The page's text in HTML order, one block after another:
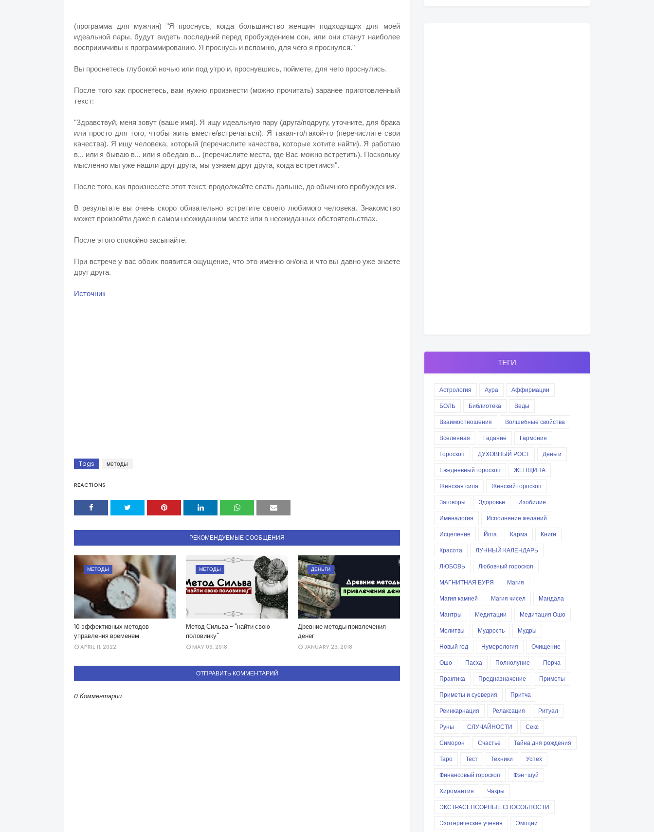
(программа для мужчин) "Я проснусь, когда большинство женщин подходящих для моей
идеальной пары, будут видеть последний перед пробуждением сон, или они станут наиболее
восприимчивы к программированию. Я проснусь и вспомню, для чего я проснулся."
Вы проснетесь глубокой ночью или под утро и, проснувшись, поймете, для чего проснулись.
После того как проснетесь, вам нужно произнести (можно прочитать) заранее приготовленный
текст:
"Здравствуй, меня зовут (ваше имя). Я ищу идеальную пару (друга/подругу, уточните, для брака
или просто для того, чтобы жить вместе/встречаться). Я такая-то/такой-то (перечислите свои
качества). Я ищу человека, который (перечислите качества, которые хотите найти). Я работаю
в... или я бываю в... или я обедаю в... (перечислите места, где Вас можно встретить). Поскольку
мысленно мы уже нашли друг друга, мы узнаем друг друга, когда встретимся".
После того, как произнесете этот текст, продолжайте спать дальше, до обычного пробуждения.
В результате вы очень скоро обязательно встретите своего любимого человека. Знакомство
может произойти даже в самом неожиданном месте или в неожиданных обстоятельствах.
После этого спокойно засыпайте.
При встрече у вас обоих появится ощущение, что это именно он/она и что вы давно уже знаете
друг друга.
Источник
Tags методы
REACTIONS
РЕКОМЕНДУЕМЫЕ СООБЩЕНИЯ
МЕТОДЫ
10 эффективных методов
управления временем
APRIL 11, 2022
МЕТОДЫ
Метод Сильва - "найти свою
половинку"
MAY 09, 2018
ДЕНЬГИ
Древние методы привлечения
денег
JANUARY 23, 2018
ОТПРАВИТЬ КОММЕНТАРИЙ
0 Комментарии
ТЕГИ
Астрология Аура
Аффирмации
БОЛЬ
Библиотека
Веды
Взаимоотношения
Волшебные свойства
Вселенная
Гадание
Гармония
Гороскоп
ДУХОВНЫЙ РОСТ
Деньги
Ежедневный гороскоп
ЖЕНЩИНА
Женская сила
Женский гороскоп
Заговоры
Здоровье
Изобилие
Именалогия
Исполнение желаний
Исцеление
Йога Карма
Книги
Красота
ЛУННЫЙ КАЛЕНДАРЬ
ЛЮБОВЬ
Любовный гороскоп
МАГНИТНАЯ БУРЯ
Магия
Магия камней
Магия чисел
Мандала
Мантры
Медитации
Медитация Ошо
Молитвы
Мудрость
Мудры
Новый год
Нумерология
Очищение
Ошо
Пасха Полнолуние
Порча
Практика
Предназначение
Приметы
Приметы и суеверия
Притча
Реинкарнация
Релаксация
Ритуал
Руны
СЛУЧАЙНОСТИ
Секс
Симорон
Счастье
Тайна дня рождения
Таро
Тест Техники
Успех
Финансовый гороскоп
Фэн-шуй
Хиромантия
Чакры
ЭКСТРАСЕНСОРНЫЕ СПОСОБНОСТИ
Эзотерические учения
Эмоции